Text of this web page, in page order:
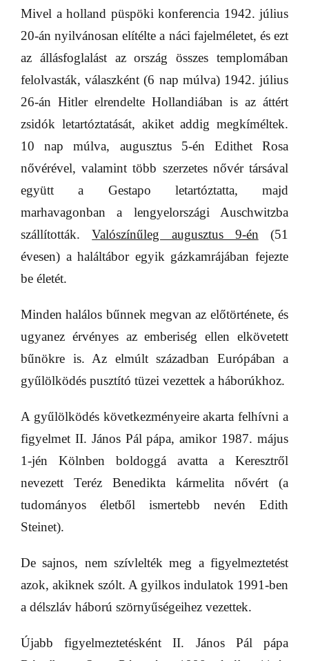
Mivel a holland püspöki konferencia 1942. július
20-án nyilvánosan elítélte a náci fajelméletet, és ezt
az állásfoglalást az ország összes templomában
felolvasták, válaszként (6 nap múlva) 1942. július
26-án Hitler elrendelte Hollandiában is az áttért
zsidók letartóztatását, akiket addig megkíméltek.
10 nap múlva, augusztus 5-én Edithet Rosa
nővérével, valamint több szerzetes nővér társával
együtt a Gestapo letartóztatta, majd
marhavagonban a lengyelországi Auschwitzba
szállították.Valószínűleg augusztus 9-én (51
évesen) a haláltábor egyik gázkamrájában fejezte
be életét.
Minden halálos bűnnek megvan az előtörténete, és
ugyanez érvényes az emberiség ellen elkövetett
bűnökre is. Az elmúlt században Európában a
gyűlölködés pusztító tüzei vezettek a háborúkhoz.
A gyűlölködés következményeire akarta felhívni a
figyelmet II. János Pál pápa, amikor 1987. május
1-jén Kölnben boldoggá avatta a Keresztről
nevezett Teréz Benedikta kármelita nővért (a
tudományos életből ismertebb nevén Edith
Steinet).
De sajnos, nem szívlelték meg a figyelmeztetést
azok, akiknek szólt. A gyilkos indulatok 1991-ben
a délszláv háború szörnyűségeihez vezettek.
Újabb figyelmeztetésként II. János Pál pápa